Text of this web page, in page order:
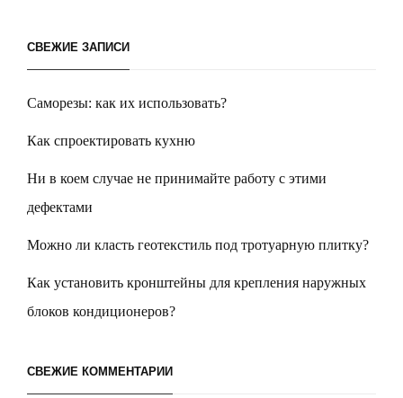
СВЕЖИЕ ЗАПИСИ
Саморезы: как их использовать?
Как спроектировать кухню
Ни в коем случае не принимайте работу с этими
дефектами
Можно ли класть геотекстиль под тротуарную плитку?
Как установить кронштейны для крепления наружных
блоков кондиционеров?
СВЕЖИЕ КОММЕНТАРИИ